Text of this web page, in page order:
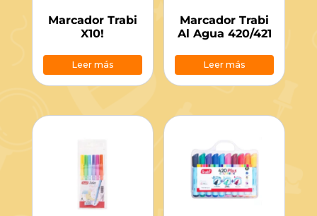
Marcador Trabi
X10!
Leer más
Marcador Trabi
Al Agua 420/421
Leer más